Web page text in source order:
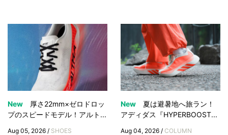
New
厚さ22mm×ゼロドロッ
プのスピードモデル！アルト...
Aug 05, 2026 / SHOES
New
夏は避暑地へ旅ラン！
アディダス『HYPERBOOST...
Aug 04, 2026 / COLUMN